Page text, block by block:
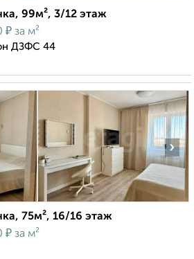
99м², 3/12 этаж
₽ за м²
ДЗФС 44
›
75м², 16/16 этаж
₽ за м²